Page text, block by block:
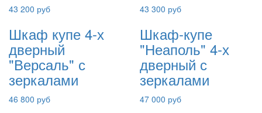
43 200 руб 43 300 руб
Шкаф купе 4-х
дверный
"Версаль" с
зеркалами
46 800 руб
Шкаф-купе
"Неаполь" 4-х
дверный с
зеркалами
47 000 руб